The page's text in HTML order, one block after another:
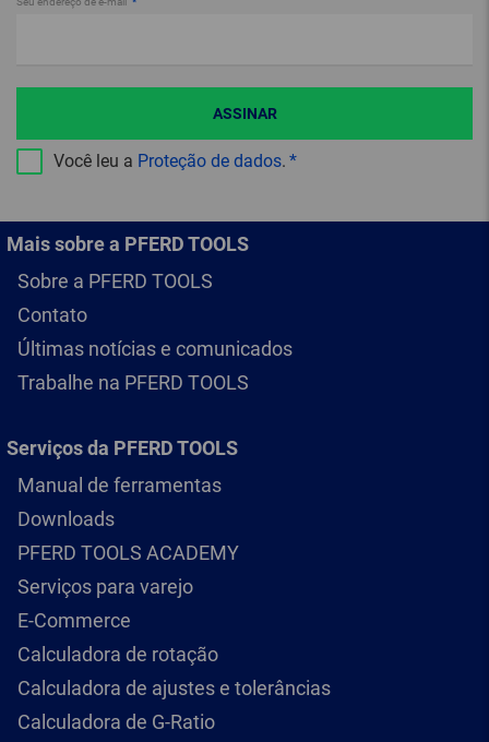
Você leu a Proteção de dados.
ASSINAR
Mais sobre a PFERD TOOLS
Sobre a PFERD TOOLS
Contato
Últimas notícias e comunicados
Trabalhe na PFERD TOOLS
Serviços da PFERD TOOLS
Manual de ferramentas
Downloads
PFERD TOOLS ACADEMY
Serviços para varejo
E-Commerce
Calculadora de rotação
Calculadora de ajustes e tolerâncias
Calculadora de G-Ratio